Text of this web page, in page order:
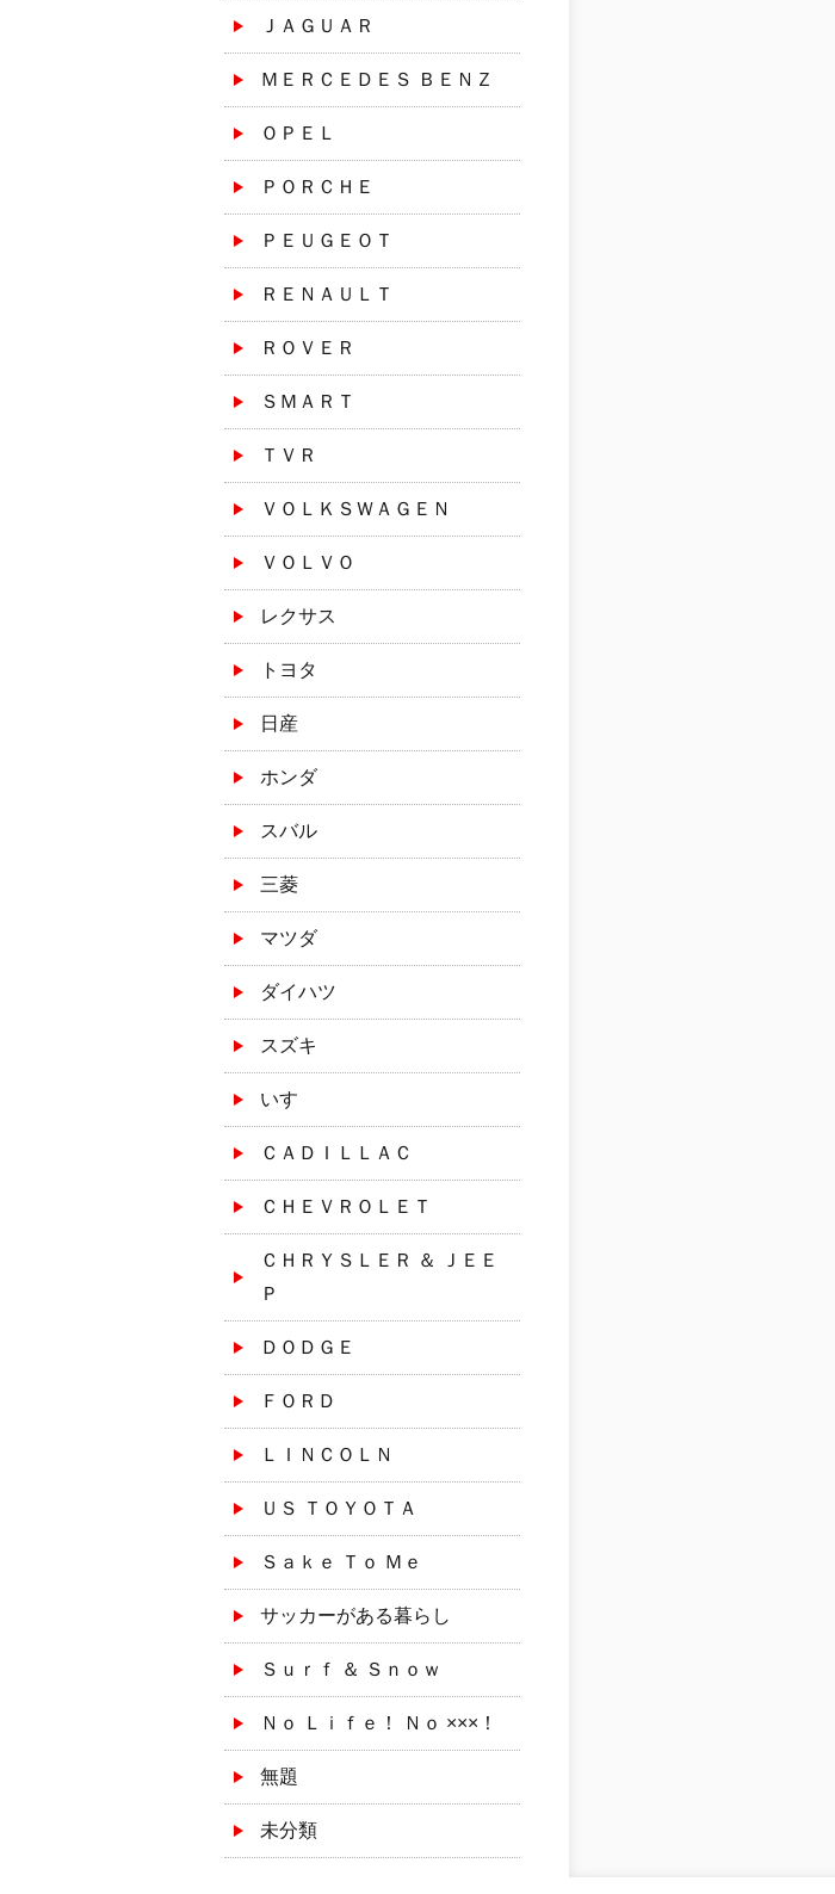
ＪＡＧＵＡＲ
ＭＥＲＣＥＤＥＳ ＢＥＮＺ
ＯＰＥＬ
ＰＯＲＣＨＥ
ＰＥＵＧＥＯＴ
ＲＥＮＡＵＬＴ
ＲＯＶＥＲ
ＳＭＡＲＴ
ＴＶＲ
ＶＯＬＫＳＷＡＧＥＮ
ＶＯＬＶＯ
レクサス
トヨタ
日産
ホンダ
スバル
三菱
マツダ
ダイハツ
スズキ
いすゞ
ＣＡＤＩＬＬＡＣ
ＣＨＥＶＲＯＬＥＴ
ＣＨＲＹＳＬＥＲ ＆ ＪＥＥ
Ｐ
ＤＯＤＧＥ
ＦＯＲＤ
ＬＩＮＣＯＬＮ
ＵＳ ＴＯＹＯＴＡ
Ｓａｋｅ Ｔｏ Ｍｅ
サッカーがある暮らし
Ｓｕｒｆ ＆ Ｓｎｏｗ
Ｎｏ Ｌｉｆｅ！ Ｎｏ ×××！
無題
未分類